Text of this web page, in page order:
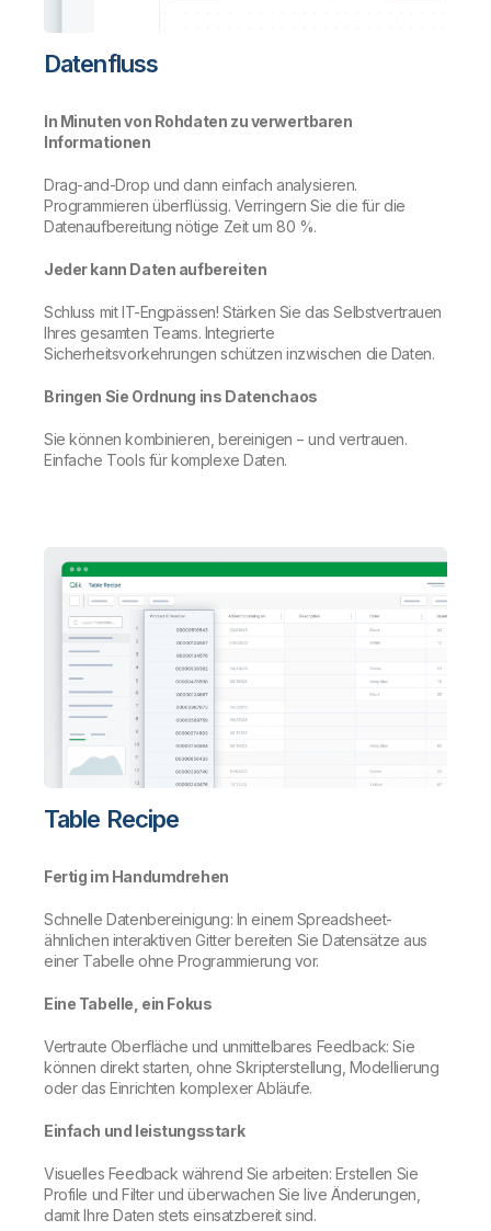
Datenfluss
In Minuten von Rohdaten zu verwertbaren
Informationen
Drag-and-Drop und dann einfach analysieren.
Programmieren überflüssig. Verringern Sie die für die
Datenaufbereitung nötige Zeit um 80 %.
Jeder kann Daten aufbereiten
Schluss mit IT-Engpässen! Stärken Sie das Selbstvertrauen
Ihres gesamten Teams. Integrierte
Sicherheitsvorkehrungen schützen inzwischen die Daten.
Bringen Sie Ordnung ins Datenchaos
Sie können kombinieren, bereinigen − und vertrauen.
Einfache Tools für komplexe Daten.
Table Recipe
Fertig im Handumdrehen
Schnelle Datenbereinigung: In einem Spreadsheet-
ähnlichen interaktiven Gitter bereiten Sie Datensätze aus
einer Tabelle ohne Programmierung vor.
Eine Tabelle, ein Fokus
Vertraute Oberfläche und unmittelbares Feedback: Sie
können direkt starten, ohne Skripterstellung, Modellierung
oder das Einrichten komplexer Abläufe.
Einfach und leistungsstark
Visuelles Feedback während Sie arbeiten: Erstellen Sie
Profile und Filter und überwachen Sie live Änderungen,
damit Ihre Daten stets einsatzbereit sind.